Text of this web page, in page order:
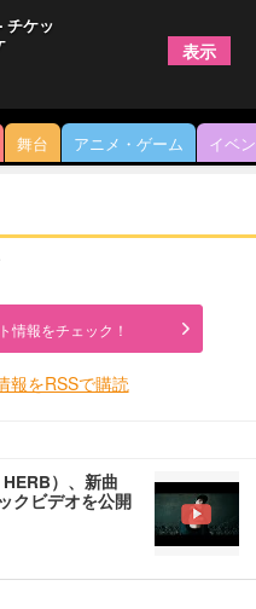
舞台 アニメ・ゲーム イベ
情報をチェック！
報をRSSで購読
）、新曲
クビデオを公開
チケッ
表示